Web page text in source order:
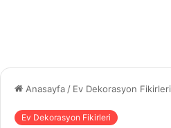
Anasayfa / Ev Dekorasyon Fikirleri
Ev Dekorasyon Fikirleri